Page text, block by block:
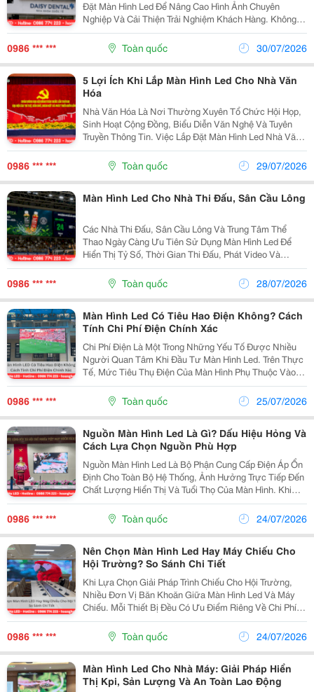
Đặt Màn Hình Led Để Nâng Cao Hình Ảnh Chuyên
Nghiệp Và Cải Thiện Trải Nghiệm Khách Hàng. Không
Chỉ Giúp Trình Chiếu Thông Tin, Video Giới Thiệu Dịch
Vụ Hay Hướng Dẫn Chăm Sóc Răng Miệng, Màn Hình
0986 *** *** Toàn quốc 30/07/2026
5 Lợi Ích Khi Lắp Màn Hình Led Cho Nhà Văn
Hóa
Nhà Văn Hóa Là Nơi Thường Xuyên Tổ Chức Hội Họp,
Sinh Hoạt Cộng Đồng, Biểu Diễn Văn Nghệ Và Tuyên
Truyền Thông Tin. Việc Lắp Đặt Màn Hình Led Nhà Văn
Hóa Giúp Nâng Cao Chất Lượng Trình Chiếu, Hiển Thị
Hình Ảnh Sắc Nét, Hỗ Trợ Nhiều Nội Dung Như...
0986 *** *** Toàn quốc 29/07/2026
Màn Hình Led Cho Nhà Thi Đấu, Sân Cầu Lông
Các Nhà Thi Đấu, Sân Cầu Lông Và Trung Tâm Thể
Thao Ngày Càng Ưu Tiên Sử Dụng Màn Hình Led Để
Hiển Thị Tỷ Số, Thời Gian Thi Đấu, Phát Video Và
Truyền Tải Thông Tin Đến Khán Giả. So Với Bảng Điểm
Truyền Thống, Màn Hình Led Có Khả Năng Hiển Thị Rõ
0986 *** *** Toàn quốc 28/07/2026
Màn Hình Led Có Tiêu Hao Điện Không? Cách
Tính Chi Phí Điện Chính Xác
Chi Phí Điện Là Một Trong Những Yếu Tố Được Nhiều
Người Quan Tâm Khi Đầu Tư Màn Hình Led. Trên Thực
Tế, Mức Tiêu Thụ Điện Của Màn Hình Phụ Thuộc Vào
Diện Tích, Độ Sáng, Loại Led Và Thời Gian Sử Dụng.
Nếu Tính Toán Đúng Công Suất Và Lựa Chọn Cấu
0986 *** *** Toàn quốc 25/07/2026
Nguồn Màn Hình Led Là Gì? Dấu Hiệu Hỏng Và
Cách Lựa Chọn Nguồn Phù Hợp
Nguồn Màn Hình Led Là Bộ Phận Cung Cấp Điện Áp Ổn
Định Cho Toàn Bộ Hệ Thống, Ảnh Hưởng Trực Tiếp Đến
Chất Lượng Hiển Thị Và Tuổi Thọ Của Màn Hình. Khi
Nguồn Gặp Sự Cố, Màn Hình Có Thể Xuất Hiện Hiện
Tượng Nhấp Nháy, Mất Sáng Từng Vùng, Không Lên...
0986 *** *** Toàn quốc 24/07/2026
Nên Chọn Màn Hình Led Hay Máy Chiếu Cho
Hội Trường? So Sánh Chi Tiết
Khi Lựa Chọn Giải Pháp Trình Chiếu Cho Hội Trường,
Nhiều Đơn Vị Băn Khoăn Giữa Màn Hình Led Và Máy
Chiếu. Mỗi Thiết Bị Đều Có Ưu Điểm Riêng Về Chi Phí,
Chất Lượng Hiển Thị Và Phạm Vi Ứng Dụng. Tuy Nhiên,
Nếu Cần Hình Ảnh Sắc Nét, Độ Sáng Cao, Góc...
0986 *** *** Toàn quốc 24/07/2026
Màn Hình Led Cho Nhà Máy: Giải Pháp Hiển
Thị Kpi, Sản Lượng Và An Toàn Lao Động